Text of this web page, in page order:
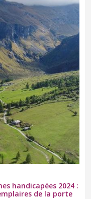
handicapées 2024 :
de la porte